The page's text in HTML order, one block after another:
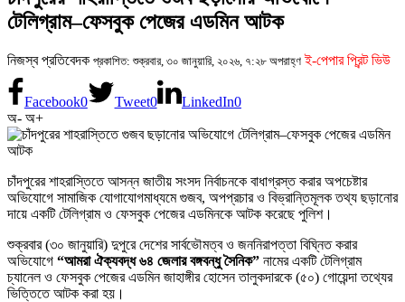
টেলিগ্রাম–ফেসবুক পেজের এডমিন আটক
নিজস্ব প্রতিবেদক প্রকাশিত: শুক্রবার, ৩০ জানুয়ারি, ২০২৬, ৭:২৮ অপরাহ্ণ ই-পেপার প্রিন্ট ভিউ
Facebook0 Tweet0 LinkedIn0
অ- অ+
চাঁদপুরের শাহরাস্তিতে আসন্ন জাতীয় সংসদ নির্বাচনকে বাধাগ্রস্ত করার অপচেষ্টার
অভিযোগে সামাজিক যোগাযোগমাধ্যমে গুজব, অপপ্রচার ও বিভ্রান্তিমূলক তথ্য ছড়ানোর
দায়ে একটি টেলিগ্রাম ও ফেসবুক পেজের এডমিনকে আটক করেছে পুলিশ।
শুক্রবার (৩০ জানুয়ারি) দুপুরে দেশের সার্বভৌমত্ব ও জননিরাপত্তা বিঘ্নিত করার
অভিযোগে “আমরা ঐক্যবদ্ধ ৬৪ জেলার বঙ্গবন্ধু সৈনিক” নামের একটি টেলিগ্রাম
চ্যানেল ও ফেসবুক পেজের এডমিন জাহাঙ্গীর হোসেন তালুকদারকে (৫০) গোয়েন্দা তথ্যের
ভিত্তিতে আটক করা হয়।